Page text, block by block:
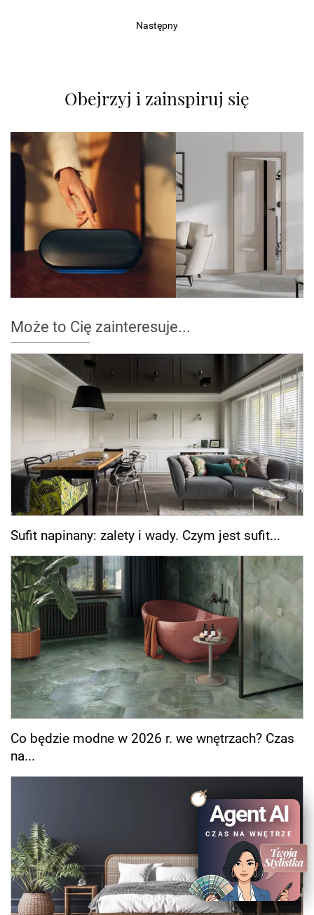
Następny
Obejrzyj i zainspiruj się
Może to Cię zainteresuje...
Sufit napinany: zalety i wady. Czym jest sufit...
Co będzie modne w 2026 r. we wnętrzach? Czas
na...
Agent AI
CZAS NA WNĘTRZE